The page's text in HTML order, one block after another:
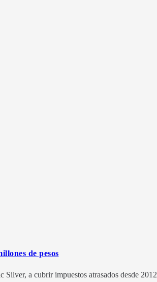
de pesos
a cubrir impuestos atrasados desde 2012